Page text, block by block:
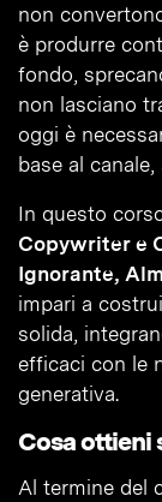
non
è produrre
fondo,
non lasciano
oggi è
base al
In questo
Copywriter e
Ignorante,
impari a
solida,
efficaci con le
generativa.
Cosa ottieni
Al termine del